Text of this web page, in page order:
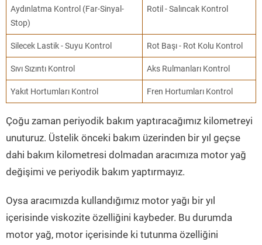
Aydınlatma Kontrol (Far-Sinyal-
Stop)
Rotil - Salıncak Kontrol
Silecek Lastik - Suyu Kontrol Rot Başı - Rot Kolu Kontrol
Sıvı Sızıntı Kontrol Aks Rulmanları Kontrol
Yakıt Hortumları Kontrol Fren Hortumları Kontrol
Çoğu zaman periyodik bakım yaptıracağımız kilometreyi
unuturuz. Üstelik önceki bakım üzerinden bir yıl geçse
dahi bakım kilometresi dolmadan aracımıza motor yağ
değişimi ve periyodik bakım yaptırmayız.
Oysa aracımızda kullandığımız motor yağı bir yıl
içerisinde viskozite özelliğini kaybeder. Bu durumda
motor yağ, motor içerisinde ki tutunma özelliğini